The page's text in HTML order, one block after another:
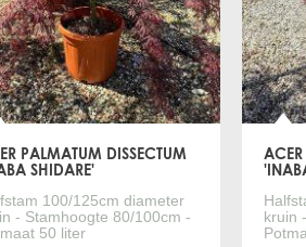
PALMATUM DISSECTUM
SHIDARE'
100/125cm diameter
- Stamhoogte 80/100cm -
50 liter
kruin